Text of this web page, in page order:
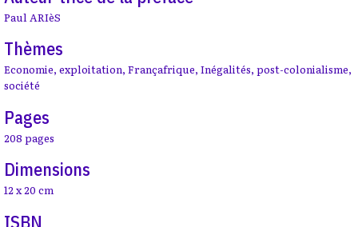
Paul ARIèS
Thèmes
Economie, exploitation, Françafrique, Inégalités, post-colonialisme,
société
Pages
208 pages
Dimensions
12 x 20 cm
ISBN